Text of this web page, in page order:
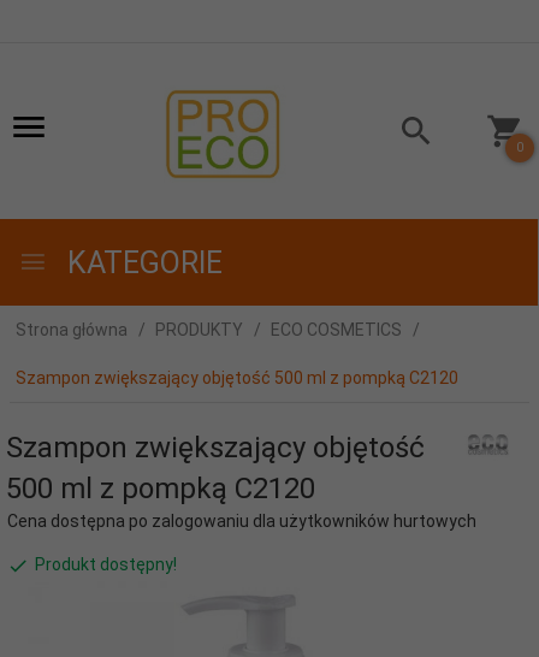
0
KATEGORIE
Strona główna PRODUKTY ECO COSMETICS
Szampon zwiększający objętość 500 ml z pompką C2120
Szampon zwiększający objętość
500 ml z pompką C2120
Cena dostępna po zalogowaniu dla użytkowników hurtowych
Produkt dostępny!